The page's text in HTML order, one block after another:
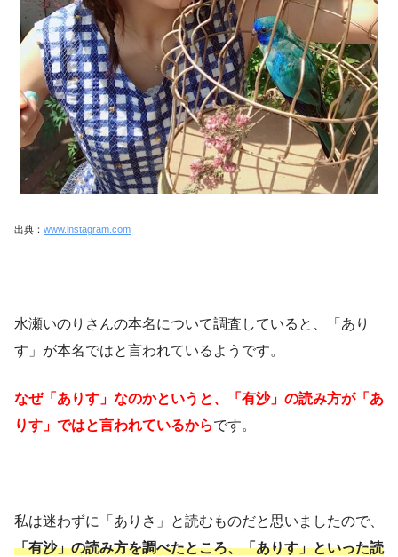
出典： www.instagram.com
水瀬いのりさんの本名について調査していると、「あり
す」が本名ではと言われているようです。
なぜ「ありす」なのかというと、「有沙」の読み方が「あ
りす」ではと言われているからです。
私は迷わずに「ありさ」と読むものだと思いましたので、
「有沙」の読み方を調べたところ、「ありす」といった読